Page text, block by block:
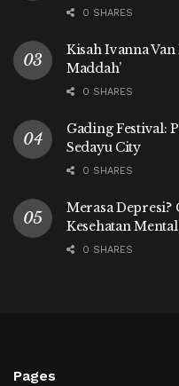
0 SHARES
Kisah Ivanna
Maddah’
0 SHARES
Gading Festival:
Sedayu City
0 SHARES
Merasa Depresi?
Kesehatan
0 SHARES
Pages